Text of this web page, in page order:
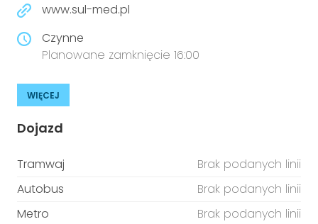
www.sul-med.pl
Czynne
Planowane zamknięcie 16:00
WIĘCEJ
Dojazd
Tramwaj
Brak podanych linii
Autobus
Brak podanych linii
Metro
Brak podanych linii